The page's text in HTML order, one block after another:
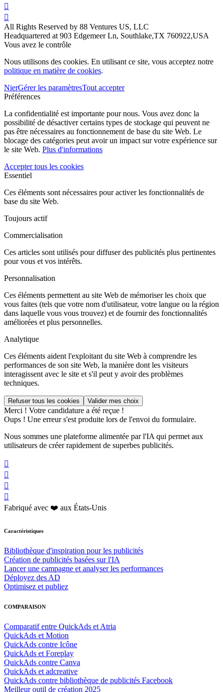


All Rights Reserved by 88 Ventures US, LLC
Headquartered at 903 Edgemeer Ln, Southlake,TX 760922,USA
Vous avez le contrôle
Nous utilisons des cookies. En utilisant ce site, vous acceptez notre
politique en matière de cookies.
NierGérer les paramètresTout accepter
Préférences
La confidentialité est importante pour nous. Vous avez donc la
possibilité de désactiver certains types de stockage qui peuvent ne
pas être nécessaires au fonctionnement de base du site Web. Le
blocage des catégories peut avoir un impact sur votre expérience sur
le site Web. Plus d'informations
Accepter tous les cookies
Essentiel
Ces éléments sont nécessaires pour activer les fonctionnalités de
base du site Web.
Toujours actif
Commercialisation
Ces articles sont utilisés pour diffuser des publicités plus pertinentes
pour vous et vos intérêts.
Personnalisation
Ces éléments permettent au site Web de mémoriser les choix que
vous faites (tels que votre nom d'utilisateur, votre langue ou la région
dans laquelle vous vous trouvez) et de fournir des fonctionnalités
améliorées et plus personnelles.
Analytique
Ces éléments aident l'exploitant du site Web à comprendre les
performances de son site Web, la manière dont les visiteurs
interagissent avec le site et s'il peut y avoir des problèmes
techniques.
Merci ! Votre candidature a été reçue !
Oups ! Une erreur s'est produite lors de l'envoi du formulaire.
Nous sommes une plateforme alimentée par l'IA qui permet aux
utilisateurs de créer rapidement de superbes publicités.




Fabriqué avec ❤️ aux États-Unis
Caractéristiques
Bibliothèque d'inspiration pour les publicités
Création de publicités basées sur l'IA
Lancer une campagne et analyser les performances
Déployez des AD
Optimisez et publiez
COMPARAISON
Comparatif entre QuickAds et Atria
QuickAds et Motion
QuickAds contre Icône
QuickAds et Foreplay
QuickAds contre Canva
QuickAds et adcreative
QuickAds contre bibliothèque de publicités Facebook
Meilleur outil de création 2025